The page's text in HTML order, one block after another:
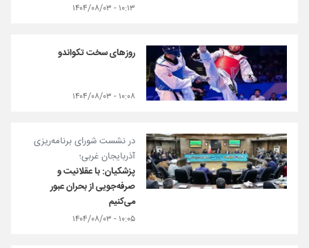
۱۰:۱۳ - ۱۴۰۴/۰۸/۰۳
روزهای سخت تکواندو
۱۰:۰۸ - ۱۴۰۴/۰۸/۰۳
در نشست شورای برنامه‌ریزی
آذربایجان غربی؛
پزشکیان: با عقلانیت و
صرفه‌جویی از بحران عبور
می‌کنیم
۱۰:۰۵ - ۱۴۰۴/۰۸/۰۳